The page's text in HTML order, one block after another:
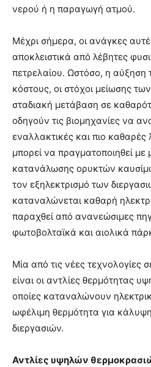
νερού ή η παραγωγή ατμού.
Μέχρι σήμερα, οι ανάγκες
αποκλειστικά από λέβητες
πετρελαίου. Ωστόσο, η αύξηση
κόστους, οι στόχοι μείωσης
σταδιακή μετάβαση σε
οδηγούν τις βιομηχανίες να
εναλλακτικές και πιο
μπορεί να πραγματοποιηθεί με
κατανάλωσης ορυκτών
τον εξηλεκτρισμό των
καταναλώνεται καθαρή
παραχθεί από ανανεώσιμες
φωτοβολταϊκά και αιολικά
Μία από τις νέες τεχνολογίες
είναι οι αντλίες θερμότητας
οποίες καταναλώνουν
ωφέλιμη θερμότητα για
διεργασιών.
Αντλίες υψηλών